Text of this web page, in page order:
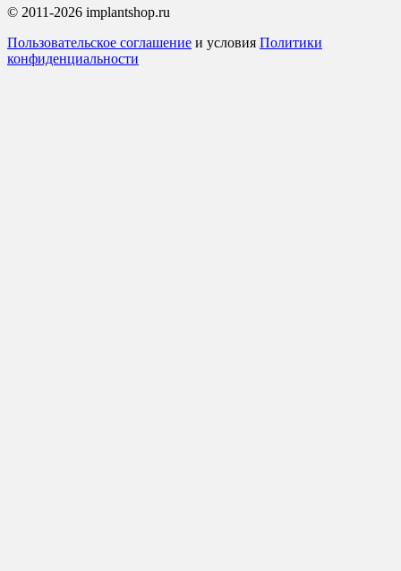
© 2011-2026 implantshop.ru
Пользовательское соглашение и условия Политики
конфиденциальности